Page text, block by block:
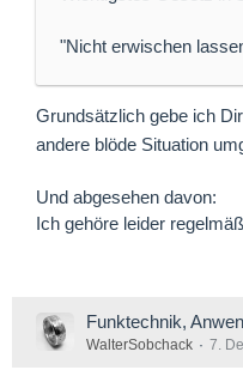
"Nicht erwischen
Grundsätzlich gebe ich
andere blöde Situation
Und abgesehen davon:
Ich gehöre leider
Funktechnik,
WalterSobchack 7.